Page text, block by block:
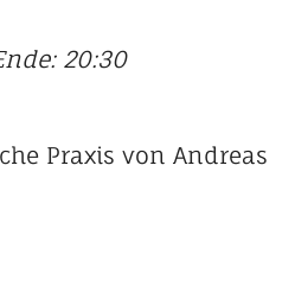
20:30
Praxis von Andreas